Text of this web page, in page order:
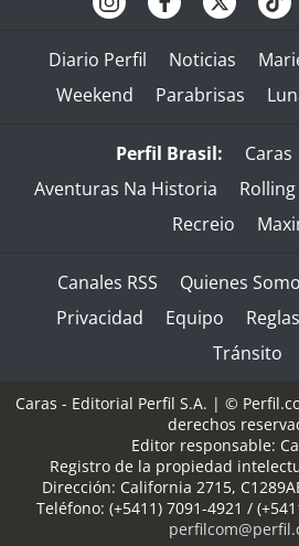
Diario Perfil Noticias
Weekend
Parabrisas
Perfil Brasil: Caras
Aventuras Na Historia
Recreio
Canales RSS Quienes
Privacidad
Equipo
Tránsito
Caras - Editorial Perfil S.A. | ©
derechos
Editor responsable:
Registro de la propiedad
Dirección: California 2715,
Teléfono: (+5411) 7091-4921 /